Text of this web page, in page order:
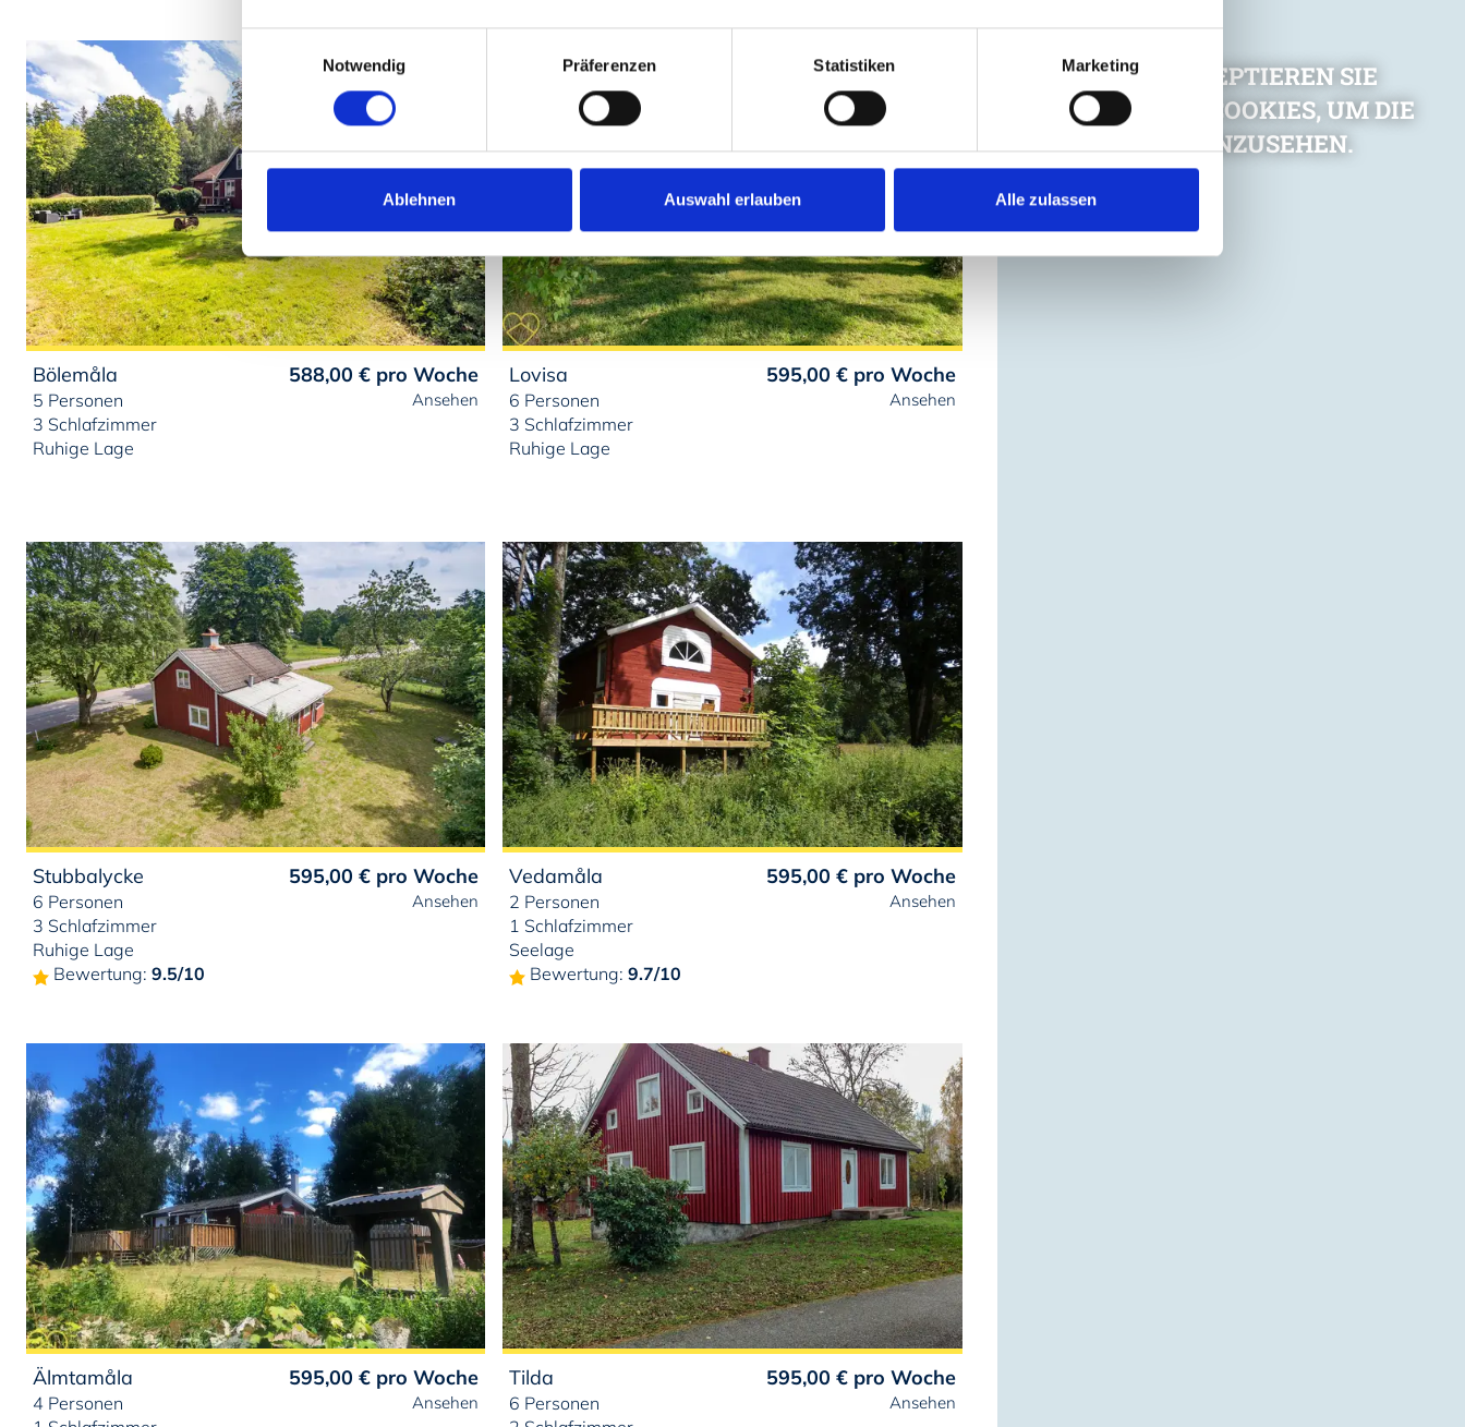
Notwendig
Präferenzen Statistiken Marketing
Ablehnen Auswahl erlauben Alle zulassen
Bölemåla 588,00 € pro Woche
5 Personen
3 Schlafzimmer
Ruhige Lage
Ansehen
Lovisa 595,00 € pro Woche
6 Personen
3 Schlafzimmer
Ruhige Lage
Ansehen
Stubbalycke 595,00 € pro Woche
6 Personen
3 Schlafzimmer
Ruhige Lage
Bewertung: 9.5/10
Ansehen
Vedamåla 595,00 € pro Woche
2 Personen
1 Schlafzimmer
Seelage
Bewertung:9.7/10
Ansehen
Älmtamåla 595,00 € pro Woche
4 Personen
Ansehen
Tilda 595,00 € pro Woche
6 Personen
Ansehen
BITTE AKZEPTIEREN SIE
MARKETING-COOKIES, UM DIE
KARTE ANZUSEHEN.